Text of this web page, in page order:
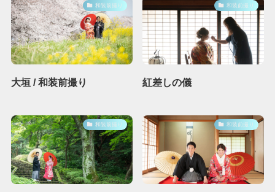
和装前撮り
大垣 / 和装前撮り
和装前撮り
紅差しの儀
和装前撮り 和装前撮り